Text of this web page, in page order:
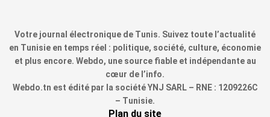
Votre journal électronique de Tunis. Suivez toute l’actualité
en Tunisie en temps réel : politique, société, culture, économie
et plus encore. Webdo, une source fiable et indépendante au
cœur de l’info.
Webdo.tn est édité par la société YNJ SARL – RNE : 1209226C
– Tunisie.
Plan du site